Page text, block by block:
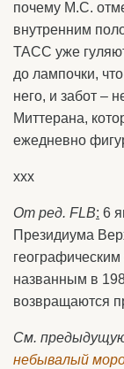
почему М.С.
внутренним
ТАСС уже
до лампочки,
него, и забот –
Миттерана,
ежедневно
ххх
От ред. FLB: 6
Президиума
названным в
возвращаются
См.
небывалый